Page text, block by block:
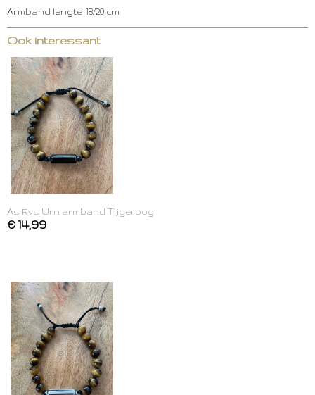
Armband lengte 18/20 cm
Ook interessant
As Rvs Urn armband Tijgeroog
€ 14,99